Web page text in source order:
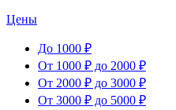
Цены
До 1000 ₽
От 1000 ₽ до 2000 ₽
От 2000 ₽ до 3000 ₽
От 3000 ₽ до 5000 ₽